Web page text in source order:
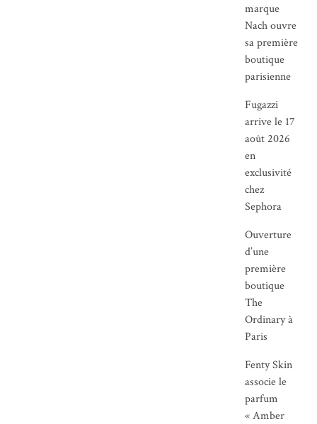
marque
Nach ouvre
sa première
boutique
parisienne
Fugazzi
arrive le 17
août 2026
en
exclusivité
chez
Sephora
Ouverture
d’une
première
boutique
The
Ordinary à
Paris
Fenty Skin
associe le
parfum
« Amber